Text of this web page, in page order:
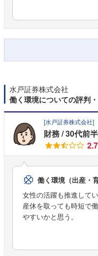
水戸証券株式会社
働く環境についての評判
[水戸証券株式会社]
財務 30代前
2.7
働く環境（出産・
女性の活躍も推進して
産休を取っても時短で
やすいかと思う。